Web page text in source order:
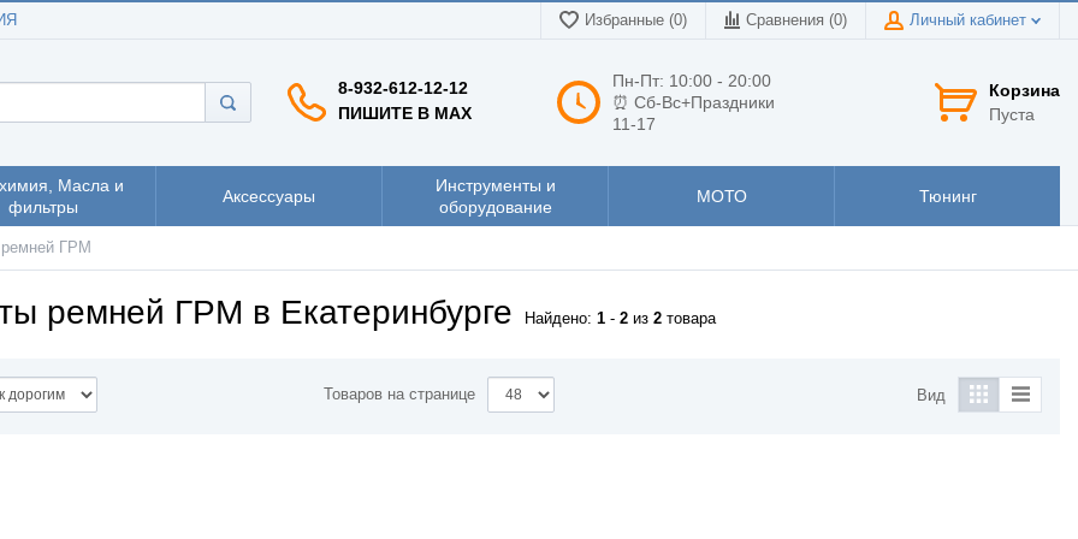
Избранные (0) Сравнения (0) Личный кабинет
8-932-612-12-12
ПИШИТЕ В MAX
Пн-Пт: 10:00 - 20:00
⏰ Сб-Вс+Праздники
11-17
Корзина
Пуста
Масла и
фильтры
Аксессуары
Инструменты и
оборудование
МОТО Тюнинг
ГРМ
ремней ГРМ в Екатеринбурге Найдено: 1 - 2 из 2 товара
Товаров на странице Вид